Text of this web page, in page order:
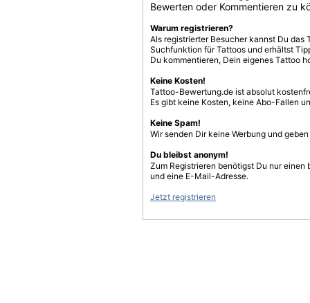
Bewerten oder Kommentieren zu
Warum registrieren?
Als registrierter Besucher kannst Du
Suchfunktion für Tattoos und erhältst
Du kommentieren, Dein eigenes Tattoo
Keine Kosten!
Tattoo-Bewertung.de ist absolut
Es gibt keine Kosten, keine Abo-Fallen
Keine Spam!
Wir senden Dir keine Werbung und
Du bleibst anonym!
Zum Registrieren benötigst Du nur einen
und eine E-Mail-Adresse.
Jetzt registrieren